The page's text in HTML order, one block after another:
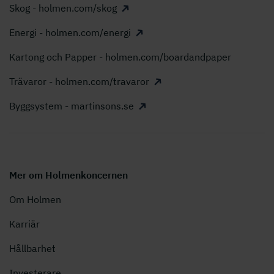
Skog - holmen.com/skog
Energi - holmen.com/energi
Kartong och Papper - holmen.com/boardandpaper
Trävaror - holmen.com/travaror
Byggsystem - martinsons.se
Mer om Holmenkoncernen
Om Holmen
Karriär
Hållbarhet